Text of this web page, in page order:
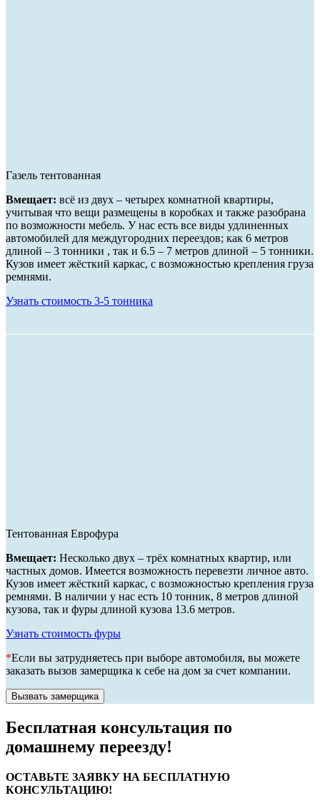
Газель тентованная
Вмещает: всё из двух – четырех комнатной квартиры,
учитывая что вещи размещены в коробках и также разобрана
по возможности мебель. У нас есть все виды удлиненных
автомобилей для междугородних переездов; как 6 метров
длиной – 3 тонники , так и 6.5 – 7 метров длиной – 5 тонники.
Кузов имеет жёсткий каркас, с возможностью крепления груза
ремнями.
Узнать стоимость 3-5 тонника
Тентованная Еврофура
Вмещает: Несколько двух – трёх комнатных квартир, или
частных домов. Имеется возможность перевезти личное авто.
Кузов имеет жёсткий каркас, с возможностью крепления груза
ремнями. В наличии у нас есть 10 тонник, 8 метров длиной
кузова, так и фуры длиной кузова 13.6 метров.
Узнать стоимость фуры
*Если вы затрудняетесь при выборе автомобиля, вы можете
заказать вызов замерщика к себе на дом за счет компании.
Вызвать замерщика
Бесплатная консультация по
домашнему переезду!
ОСТАВЬТЕ ЗАЯВКУ НА БЕСПЛАТНУЮ
КОНСУЛЬТАЦИЮ!